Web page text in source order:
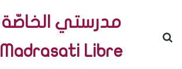
مدرستي الخاصّة
Madrasati Libre